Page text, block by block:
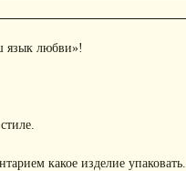
язык любви»!
какое изделие упаковать.